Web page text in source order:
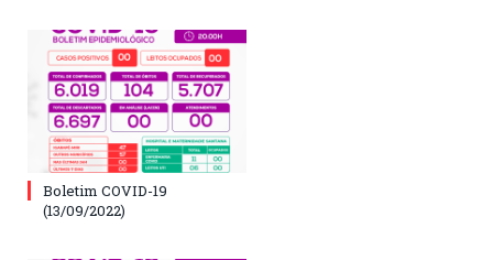
Boletim COVID-19
(13/09/2022)